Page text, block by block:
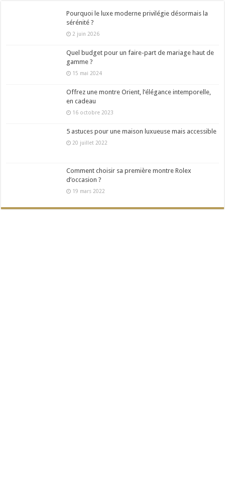
Pourquoi le luxe moderne privilégie désormais la
sérénité ?
2 juin 2026
Quel budget pour un faire-part de mariage haut de
gamme ?
15 mai 2024
Offrez une montre Orient, l’élégance intemporelle,
en cadeau
16 octobre 2023
5 astuces pour une maison luxueuse mais accessible
20 juillet 2022
Comment choisir sa première montre Rolex
d’occasion ?
19 mars 2022